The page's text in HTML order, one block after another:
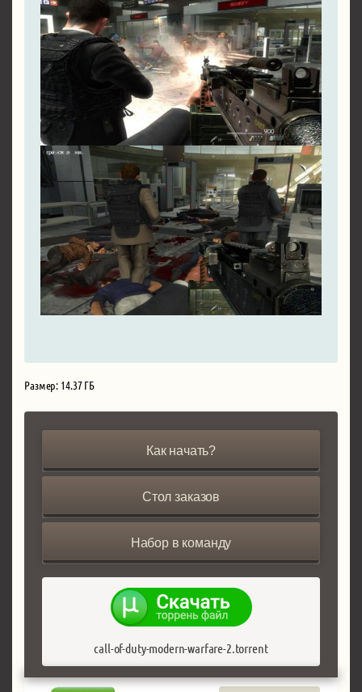
Размер: 14.37 ГБ
Как начать?
Стол заказов
Набор в команду
call-of-duty-modern-warfare-2.torrent